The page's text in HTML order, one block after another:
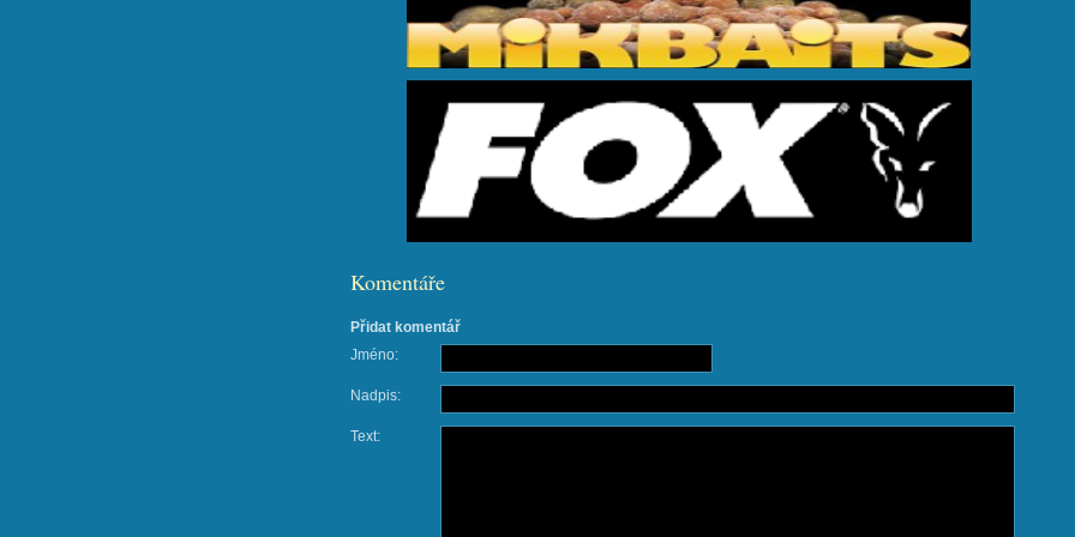
Komentáře
Přidat komentář
Jméno:
Nadpis:
Text: